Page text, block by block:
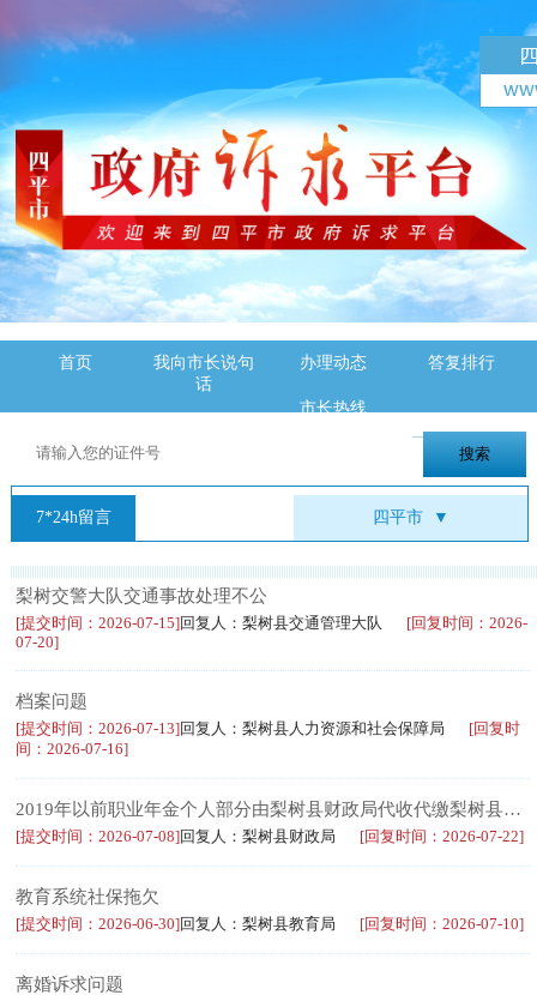
首页
我向市长说句
话
办理动态 答复排行
市长热线
7*24h留言 四平市 ▼
梨树交警大队交通事故处理不公
[提交时间：2026-07-15]回复人：梨树县交通管理大队
[回复时间：2026-
07-20]
档案问题
[提交时间：2026-07-13]回复人：梨树县人力资源和社会保障局
[回复时
间：2026-07-16]
2019年以前职业年金个人部分由梨树县财政局代收代缴梨树县财政局滞留未上缴社保导致退休一年多未发养老金
[提交时间：2026-07-08]回复人：梨树县财政局 [回复时间：2026-07-22]
教育系统社保拖欠
[提交时间：2026-06-30]回复人：梨树县教育局 [回复时间：2026-07-10]
离婚诉求问题